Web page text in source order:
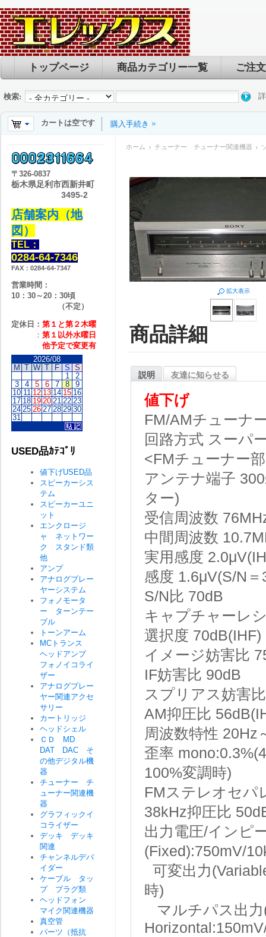
トップページ 商品カテゴリー一覧 ご注
検索:
カートは空です 購入手続き
ホーム チューナー チューナー関連機器
拡大表示
商品詳細
説明 友達に知らせる
値下げ
FM/AMチューナ
回路方式 スーパ
<FMチューナー
アンテナ端子
ター)
受信周波数
中間周波数
実用感度
感度 1.6μV(S/N＝
S/N比 70dB
キャプチャーレ
選択度 70dB(IHF)
イメージ妨害比
IF妨害比 90dB
スプリアス妨害比
AM抑圧比
周波数特性 20Hz
歪率
100%変調時)
FMステレオセパ
38kHz抑圧比
出力電圧/インピ
(Fixed):750mV/
可変出力
時)
マルチパス出力
〒 326-0837
栃木県足利市西新井町
3495-2
店舗案内（地
図）
TEL：
0284-64-7346
FAX：0284-64-7347
営業時間：
10：30～20：30頃
（不定）
定休日： 第１と第２木曜
： 第１以外水曜日
他予定で変更有
2026/08
M T W T F S S
1
2
3
4 5 6 7 8
9
10 11 12 13 14 15 16
17 18 19 20 21 22 23
24 25 26 27 28 29 30
31
USED品ｶﾃｺﾞﾘ
値下げUSED品
スピーカーシス
テム
スピーカーユニ
ット
エンクロージ
ャ ネットワー
ク スタンド類
他
アンプ
アナログプレー
ヤーシステム
フォノモータ
ー ターンテー
ブル
トーンアーム
MCトランス
ヘッドアンプ
フォノイコライ
ザー
アナログプレー
ヤー関連アクセ
サリー
カートリッジ
ヘッドシェル
ＣＤ MD
DAT DAC そ
の他デジタル機
器
チューナー チ
ューナー関連機
器
グラフィックイ
コライザー
デッキ デッキ
関連
チャンネルデバ
イダー
ケーブル タッ
プ プラグ類
ヘッドフォン
マイク関連機器
真空管
パーツ（抵抗